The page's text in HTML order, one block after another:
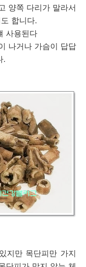
양쪽 다리가 말라서
합니다.
사용된다
나거나 가슴이 답답
.
지만 목단피만 가지